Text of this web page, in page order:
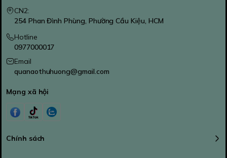
CN2:
254 Phan Đình Phùng, Phường Cầu Kiệu, HCM
Hotline
0977000017
Email
quanaothuhuong@gmail.com
Mạng xã hội
Chính sách